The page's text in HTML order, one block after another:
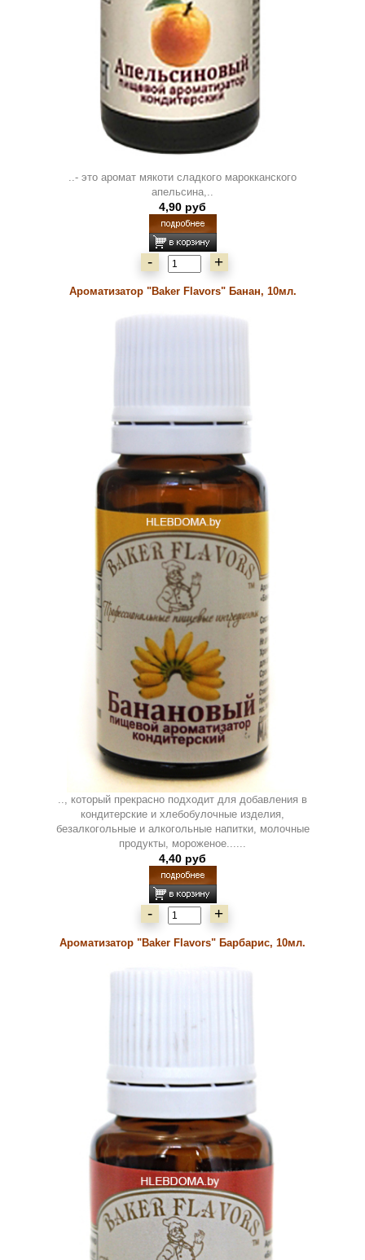
..- это аромат мякоти сладкого марокканского
апельсина,..
4,90 руб
- +
Ароматизатор "Baker Flavors" Банан, 10мл.
.., который прекрасно подходит для добавления в
кондитерские и хлебобулочные изделия,
безалкогольные и алкогольные напитки, молочные
продукты, мороженое......
4,40 руб
- +
Ароматизатор "Baker Flavors" Барбарис, 10мл.